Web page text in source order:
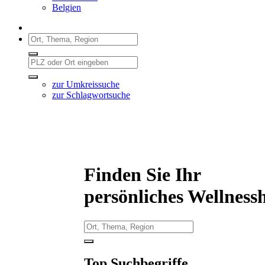
Belgien
zur Umkreissuche
zur Schlagwortsuche
Finden Sie Ihr
persönliches